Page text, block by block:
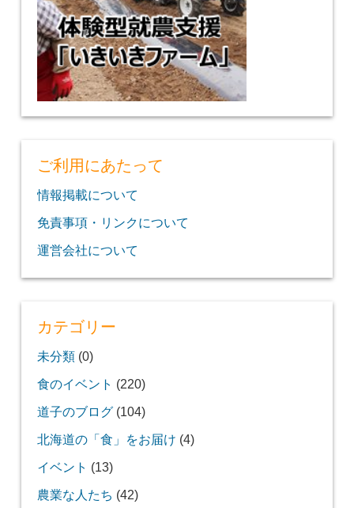
ご利用にあたって
情報掲載について
免責事項・リンクについて
運営会社について
カテゴリー
未分類(0)
食のイベント (220)
道子のブログ(104)
北海道の「食」をお届け (4)
イベント (13)
農業な人たち (42)